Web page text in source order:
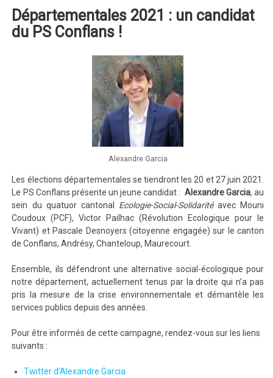
Départementales 2021 : un candidat
du PS Conflans !
Alexandre Garcia
Les élections départementales se tiendront les 20 et 27 juin 2021.
Le PS Conflans présente un jeune candidat : Alexandre Garcia, au
sein du quatuor cantonal Ecologie-Social-Solidaritéavec Mouni
Coudoux (PCF), Victor Pailhac (Révolution Ecologique pour le
Vivant) et Pascale Desnoyers (citoyenne engagée) sur le canton
de Conflans, Andrésy, Chanteloup, Maurecourt.
Ensemble, ils défendront une alternative social-écologique pour
notre département, actuellement tenus par la droite qui n’a pas
pris la mesure de la crise environnementale et démantèle les
services publics depuis des années.
Pour être informés de cette campagne, rendez-vous sur les liens
suivants :
Twitter d’Alexandre Garcia